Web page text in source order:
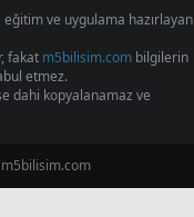
eğitim ve uygulama hazırlayan
fakat m5bilisim.com bilgilerin
etmez.
dahi kopyalanamaz ve
m5bilisim.com